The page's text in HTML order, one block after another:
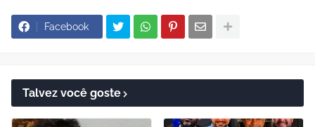
Facebook
Talvez você goste